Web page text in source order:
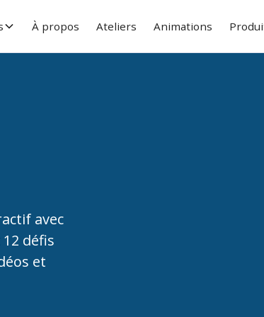
À propos Ateliers Animations
avec
défis
et